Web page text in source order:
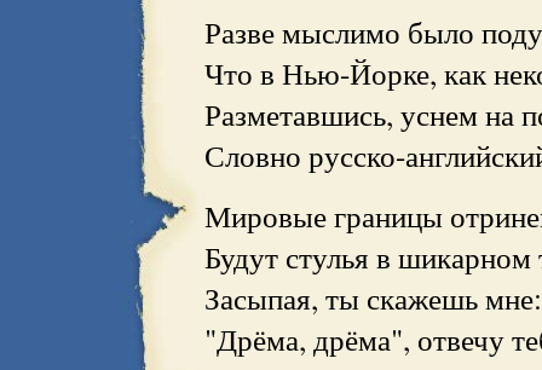
Разве мыслимо было
Что в Нью-Йорке, как
Разметавшись, уснем на
Словно русско-
Мировые границы
Будут стулья в шикарном
Засыпая, ты скажешь
"Дрёма, дрёма", отвечу